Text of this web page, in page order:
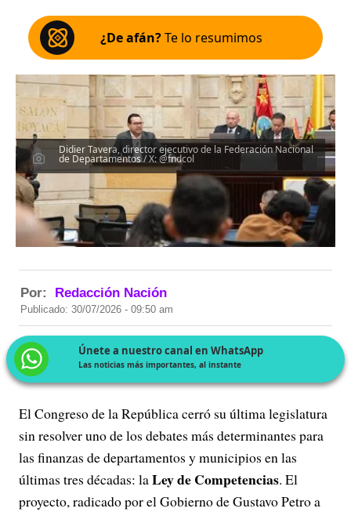
¿De afán?Te lo resumimos
Didier Tavera, director ejecutivo de la Federación Nacional
de Departamentos / X: @fndcol
Por: Redacción Nación
Publicado: 30/07/2026 - 09:50 am
Únete a nuestro canal en WhatsApp
Las noticias más importantes, al instante
El Congreso de la República cerró su última legislatura
sin resolver uno de los debates más determinantes para
las finanzas de departamentos y municipios en las
últimas tres décadas: laLey de Competencias. El
proyecto, radicado por el Gobierno de Gustavo Petro a